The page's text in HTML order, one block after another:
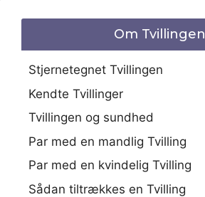
Om Tvillingen
Stjernetegnet Tvillingen
Kendte Tvillinger
Tvillingen og sundhed
Par med en mandlig Tvilling
Par med en kvindelig Tvilling
Sådan tiltrækkes en Tvilling